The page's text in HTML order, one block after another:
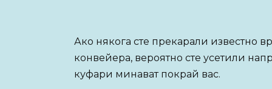
Ако някога сте прекарали известно
конвейера, вероятно сте усетили
куфари минават покрай вас.